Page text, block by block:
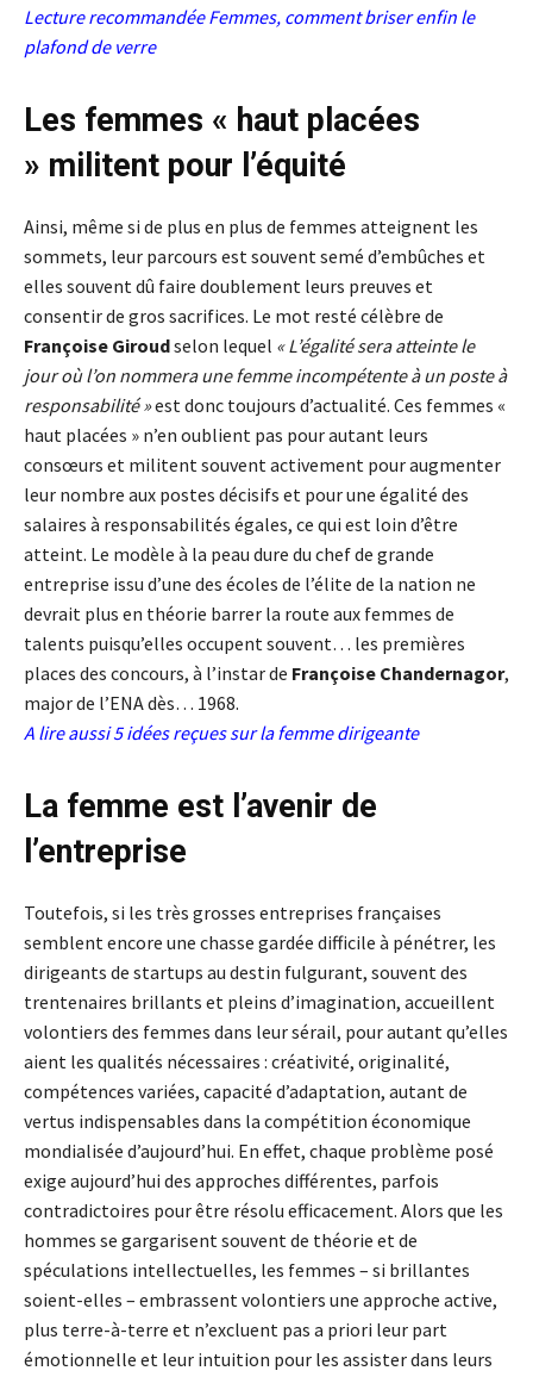
Lecture recommandéeFemmes, comment briser enfin le
plafond de verre
Les femmes « haut placées
» militent pour l’équité
Ainsi, même si de plus en plus de femmes atteignent les
sommets, leur parcours est souvent semé d’embûches et
elles souvent dû faire doublement leurs preuves et
consentir de gros sacrifices. Le mot resté célèbre de
Françoise Giroudselon lequel « L’égalité sera atteinte le
jour où l’on nommera une femme incompétente à un poste à
responsabilité »est donc toujours d’actualité. Ces femmes «
haut placées » n’en oublient pas pour autant leurs
consœurs et militent souvent activement pour augmenter
leur nombre aux postes décisifs et pour une égalité des
salaires à responsabilités égales, ce qui est loin d’être
atteint. Le modèle à la peau dure du chef de grande
entreprise issu d’une des écoles de l’élite de la nation ne
devrait plus en théorie barrer la route aux femmes de
talents puisqu’elles occupent souvent… les premières
places des concours, à l’instar de Françoise Chandernagor,
major de l’ENA dès… 1968.
A lire aussi5 idées reçues sur la femme dirigeante
La femme est l’avenir de
l’entreprise
Toutefois, si les très grosses entreprises françaises
semblent encore une chasse gardée difficile à pénétrer, les
dirigeants de startups au destin fulgurant, souvent des
trentenaires brillants et pleins d’imagination, accueillent
volontiers des femmes dans leur sérail, pour autant qu’elles
aient les qualités nécessaires : créativité, originalité,
compétences variées, capacité d’adaptation, autant de
vertus indispensables dans la compétition économique
mondialisée d’aujourd’hui. En effet, chaque problème posé
exige aujourd’hui des approches différentes, parfois
contradictoires pour être résolu efficacement. Alors que les
hommes se gargarisent souvent de théorie et de
spéculations intellectuelles, les femmes – si brillantes
soient-elles – embrassent volontiers une approche active,
plus terre-à-terre et n’excluent pas a priori leur part
émotionnelle et leur intuition pour les assister dans leurs